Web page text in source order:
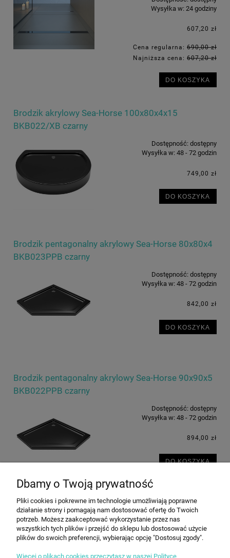
Wysyłka w: 24 godziny
607,20 zł
Cena regularna: 690,00 zł
Najniższa cena: 607,20 zł
DO KOSZYKA
Brodzik akrylowy Sea-Horse 100x80x4x15
BKB022/XB czarny
Dostępność: dostępny
Wysyłka w: 48 - 72 godzin
749,00 zł
DO KOSZYKA
Brodzik pentagonalny akrylowy Sea-Horse 80x80x4
BKB023PPB czarny
Dostępność: dostępny
Wysyłka w: 48 - 72 godzin
842,00 zł
DO KOSZYKA
Brodzik pentagonalny akrylowy Sea-Horse 90x90x5
BKB022PPB czarny
Dostępność: dostępny
Wysyłka w: 48 - 72 godzin
894,00 zł
DO KOSZYKA
INFORMACJE
Dbamy o Twoją prywatność
Pliki cookies i pokrewne im technologie umożliwiają poprawne
działanie strony i pomagają nam dostosować ofertę do Twoich
potrzeb. Możesz zaakceptować wykorzystanie przez nas
wszystkich tych plików i przejść do sklepu lub dostosować użycie
plików do swoich preferencji, wybierając opcję "Dostosuj zgody".
Więcej o plikach cookies przeczytasz w naszej Polityce